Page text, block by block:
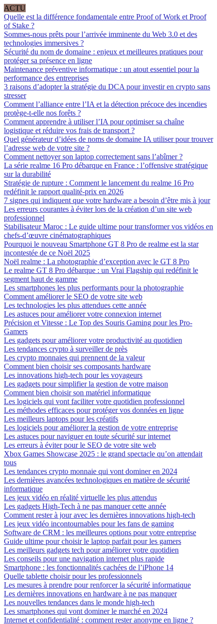
ACTU
Quelle est la différence fondamentale entre Proof of Work et Proof
of Stake ?
Sommes-nous prêts pour l’arrivée imminente du Web 3.0 et des
technologies immersives ?
Sécurité du nom de domaine : enjeux et meilleures pratiques pour
protéger sa présence en ligne
Maintenance préventive informatique : un atout essentiel pour la
performance des entreprises
3 raisons d’adopter la stratégie du DCA pour investir en crypto sans
stresser
Comment l’alliance entre l’IA et la détection précoce des incendies
protège-t-elle nos forêts ?
Comment apprendre à utiliser l’IA pour optimiser sa chaîne
logistique et réduire vos frais de transport ?
Quel générateur d’idées de noms de domaine IA utiliser pour trouver
l’adresse web de votre site ?
Comment nettoyer son laptop correctement sans l’abîmer ?
La série realme 16 Pro débarque en France : l’offensive stratégique
sur la durabilité
Stratégie de rupture : Comment le lancement du realme 16 Pro
redéfinit le rapport qualité-prix en 2026
7 signes qui indiquent que votre hardware a besoin d’être mis à jour
Les erreurs courantes à éviter lors de la création d’un site web
professionnel
Stabilisateur Maroc : Le guide ultime pour transformer vos vidéos en
chefs-d’œuvre cinématographiques
Pourquoi le nouveau Smartphone GT 8 Pro de realme est la star
incontestée de ce Noël 2025
Noël realme : La photographie d’exception avec le GT 8 Pro
Le realme GT 8 Pro débarque : un Vrai Flagship qui redéfinit le
segment haut de gamme
Les smartphones les plus performants pour la photographie
Comment améliorer le SEO de votre site web
Les technologies les plus attendues cette année
Les astuces pour améliorer votre connexion internet
Précision et Vitesse : Le Top des Souris Gaming pour les Pro-
Gamers
Les gadgets pour améliorer votre productivité au quotidien
Les tendances crypto à surveiller de près
Les crypto monnaies qui prennent de la valeur
Comment bien choisir ses composants hardware
Les innovations high-tech pour les voyageurs
Les gadgets pour simplifier la gestion de votre maison
Comment bien choisir son matériel informatique
Les logiciels qui vont faciliter votre quotidien professionnel
Les méthodes efficaces pour protéger vos données en ligne
Les meilleurs laptops pour les créatifs
Les logiciels pour améliorer la gestion de votre entreprise
Les astuces pour naviguer en toute sécurité sur internet
Les erreurs à éviter pour le SEO de votre site web
Xbox Games Showcase 2025 : le grand spectacle qu’on attendait
tous
Les tendances crypto monnaie qui vont dominer en 2024
Les dernières avancées technologiques en matière de sécurité
informatique
Les jeux vidéo en réalité virtuelle les plus attendus
Les gadgets High-Tech à ne pas manquer cette année
Comment rester à jour avec les dernières innovations high-tech
Les jeux vidéo incontournables pour les fans de gaming
Software de CRM : les meilleures options pour votre entreprise
Guide ultime pour choisir le laptop parfait pour les gamers
Les meilleurs gadgets tech pour améliorer votre quotidien
Les conseils pour une navigation internet plus rapide
Smartphone : les fonctionnalités cachées de l’iPhone 14
Quelle tablette choisir pour les professionnels
Les mesures à prendre pour renforcer la sécurité informatique
Les dernières innovations en hardware à ne pas manquer
Les nouvelles tendances dans le monde high-tech
Les smartphones qui vont dominer le marché en 2024
Internet et confidentialité : comment rester anonyme en ligne ?